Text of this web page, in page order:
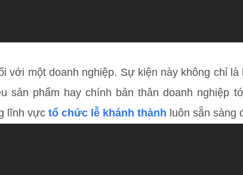
với một doanh nghiệp. Sự kiện này không chỉ
phẩm hay chính bản thân doanh nghiệp
lĩnh vực tổ chức lễ khánh thành luôn sẵn sàng